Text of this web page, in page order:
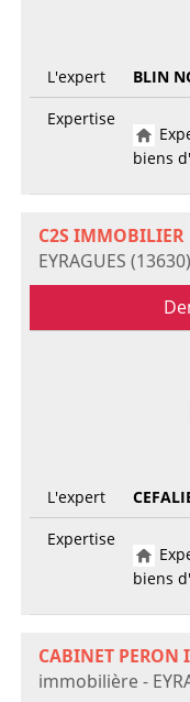
L'expert
BLIN
Expertise
biens
C2S IMMOBILIER
EYRAGUES (13630)
L'expert
Expertise
biens
CABINET
immobilière -